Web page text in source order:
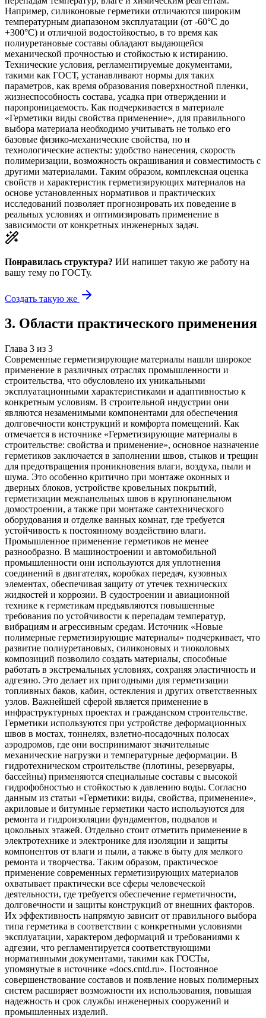
Например, силиконовые герметики отличаются широким
температурным диапазоном эксплуатации (от -60°C до
+300°C) и отличной водостойкостью, в то время как
полиуретановые составы обладают выдающейся
механической прочностью и стойкостью к истиранию.
Технические условия, регламентируемые документами,
такими как ГОСТ, устанавливают нормы для таких
параметров, как время образования поверхностной пленки,
жизнеспособность состава, усадка при отверждении и
паропроницаемость. Как подчеркивается в материале
«Герметики виды свойства применение», для правильного
выбора материала необходимо учитывать не только его
базовые физико-механические свойства, но и
технологические аспекты: удобство нанесения, скорость
полимеризации, возможность окрашивания и совместимость с
другими материалами. Таким образом, комплексная оценка
свойств и характеристик герметизирующих материалов на
основе установленных нормативов и практических
исследований позволяет прогнозировать их поведение в
реальных условиях и оптимизировать применение в
зависимости от конкретных инженерных задач.
Понравилась структура? ИИ напишет такую же работу на
вашу тему по ГОСТу.
Создать такую же
3. Области практического применения
Глава 3 из 3
Современные герметизирующие материалы нашли широкое
применение в различных отраслях промышленности и
строительства, что обусловлено их уникальными
эксплуатационными характеристиками и адаптивностью к
конкретным условиям. В строительной индустрии они
являются незаменимыми компонентами для обеспечения
долговечности конструкций и комфорта помещений. Как
отмечается в источнике «Герметизирующие материалы в
строительстве: свойства и применение», основное назначение
герметиков заключается в заполнении швов, стыков и трещин
для предотвращения проникновения влаги, воздуха, пыли и
шума. Это особенно критично при монтаже оконных и
дверных блоков, устройстве кровельных покрытий,
герметизации межпанельных швов в крупнопанельном
домостроении, а также при монтаже сантехнического
оборудования и отделке ванных комнат, где требуется
устойчивость к постоянному воздействию влаги.
Промышленное применение герметиков не менее
разнообразно. В машиностроении и автомобильной
промышленности они используются для уплотнения
соединений в двигателях, коробках передач, кузовных
элементах, обеспечивая защиту от утечек технических
жидкостей и коррозии. В судостроении и авиационной
технике к герметикам предъявляются повышенные
требования по устойчивости к перепадам температур,
вибрациям и агрессивным средам. Источник «Новые
полимерные герметизирующие материалы» подчеркивает, что
развитие полиуретановых, силиконовых и тиоколовых
композиций позволило создать материалы, способные
работать в экстремальных условиях, сохраняя эластичность и
адгезию. Это делает их пригодными для герметизации
топливных баков, кабин, остекления и других ответственных
узлов. Важнейшей сферой является применение в
инфраструктурных проектах и гражданском строительстве.
Герметики используются при устройстве деформационных
швов в мостах, тоннелях, взлетно-посадочных полосах
аэродромов, где они воспринимают значительные
механические нагрузки и температурные деформации. В
гидротехническом строительстве (плотины, резервуары,
бассейны) применяются специальные составы с высокой
гидрофобностью и стойкостью к давлению воды. Согласно
данным из статьи «Герметики: виды, свойства, применение»,
акриловые и битумные герметики часто используются для
ремонта и гидроизоляции фундаментов, подвалов и
цокольных этажей. Отдельно стоит отметить применение в
электротехнике и электронике для изоляции и защиты
компонентов от влаги и пыли, а также в быту для мелкого
ремонта и творчества. Таким образом, практическое
применение современных герметизирующих материалов
охватывает практически все сферы человеческой
деятельности, где требуется обеспечение герметичности,
долговечности и защиты конструкций от внешних факторов.
Их эффективность напрямую зависит от правильного выбора
типа герметика в соответствии с конкретными условиями
эксплуатации, характером деформаций и требованиями к
адгезии, что регламентируется соответствующими
нормативными документами, такими как ГОСТы,
упомянутые в источнике «docs.cntd.ru». Постоянное
совершенствование составов и появление новых полимерных
систем расширяет возможности их использования, повышая
надежность и срок службы инженерных сооружений и
промышленных изделий.